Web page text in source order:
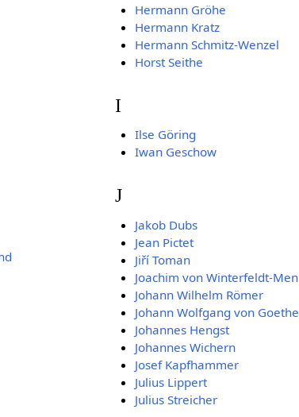
Hermann Gröhe
Hermann Kratz
Hermann Schmitz-Wenzel
Horst Seithe
I
Ilse Göring
Iwan Geschow
J
Jakob Dubs
Jean Pictet
Jiří Toman
Joachim von Winterfeldt-
Johann Wilhelm Römer
Johann Wolfgang von Goethe
Johannes Hengst
Johannes Wichern
Josef Kapfhammer
Julius Lippert
Julius Streicher